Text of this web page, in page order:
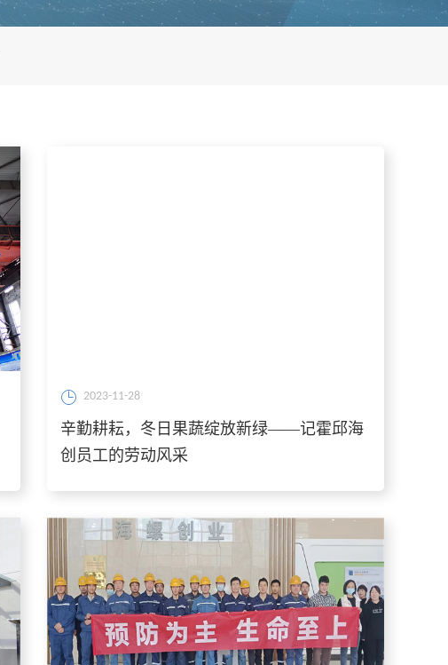
2023-11-28
辛勤耕耘，冬日果蔬绽放新绿——记霍邱海
创员工的劳动风采